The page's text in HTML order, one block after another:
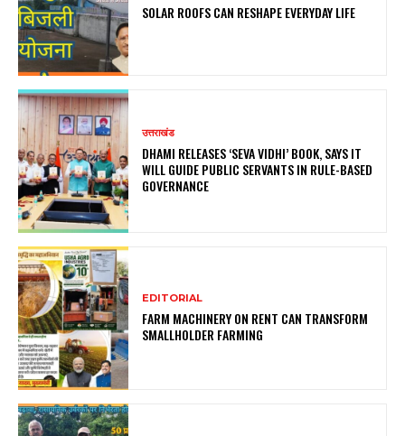
SOLAR ROOFS CAN RESHAPE EVERYDAY LIFE
उत्तराखंड
DHAMI RELEASES ‘SEVA VIDHI’ BOOK, SAYS IT
WILL GUIDE PUBLIC SERVANTS IN RULE-BASED
GOVERNANCE
EDITORIAL
FARM MACHINERY ON RENT CAN TRANSFORM
SMALLHOLDER FARMING